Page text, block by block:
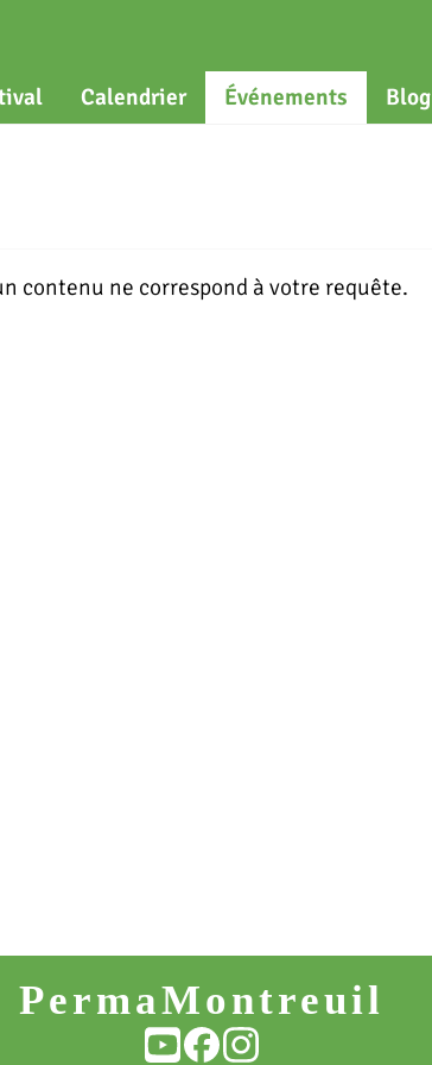
Calendrier Événements Blog
contenu ne correspond à votre requête.
PermaMontreuil